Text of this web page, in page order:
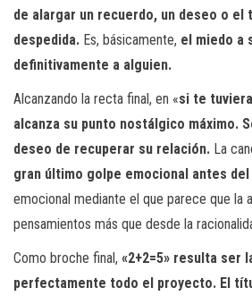
de alargar un recuerdo, un deseo o el
despedida. Es, básicamente, el miedo a
definitivamente a alguien.
Alcanzando la recta final, en «si te
alcanza su punto nostálgico máximo.
deseo de recuperar su relación. La
gran último golpe emocional antes
emocional mediante el que parece que la
pensamientos más que desde la
Como broche final, «2+2=5» resulta ser
perfectamente todo el proyecto. El